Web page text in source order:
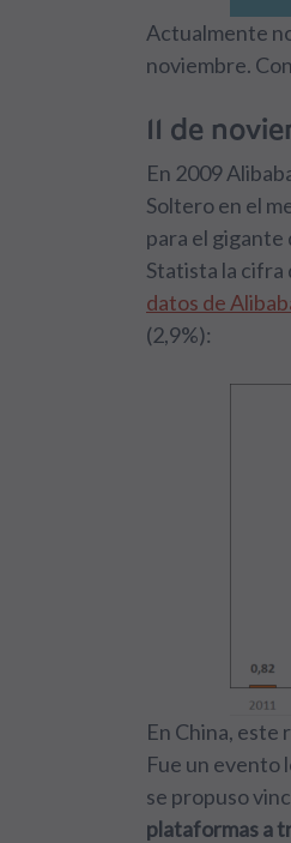
Actualmente
noviembre.
11 de
En 2009
Soltero en el
para el
Statista la cifra
datos de
(2,9%):
En China,
Fue un evento
se propuso
plataformas a